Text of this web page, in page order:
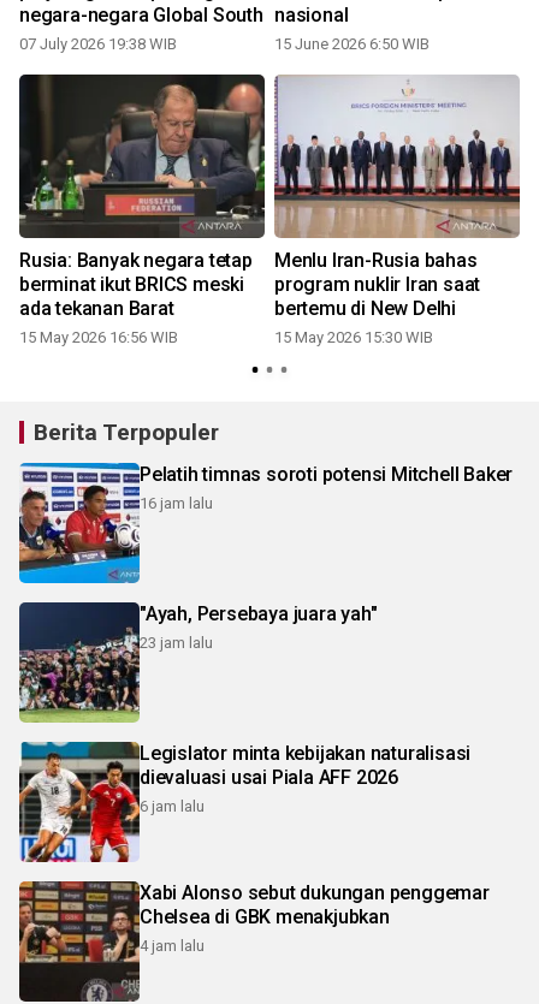
negara-negara Global South
07 July 2026 19:38 WIB
nasional
15 June 2026 6:50 WIB
Rusia: Banyak negara tetap
berminat ikut BRICS meski
ada tekanan Barat
15 May 2026 16:56 WIB
Menlu Iran-Rusia bahas
program nuklir Iran saat
bertemu di New Delhi
15 May 2026 15:30 WIB
Berita Terpopuler
Pelatih timnas soroti potensi Mitchell Baker
16 jam lalu
"Ayah, Persebaya juara yah"
23 jam lalu
Legislator minta kebijakan naturalisasi
dievaluasi usai Piala AFF 2026
6 jam lalu
Xabi Alonso sebut dukungan penggemar
Chelsea di GBK menakjubkan
4 jam lalu